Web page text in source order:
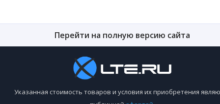
Перейти на полную версию сайта
Указанная стоимость товаров и условия их приобретения